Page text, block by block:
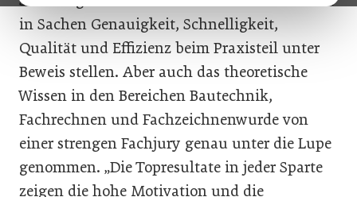
in Sachen Genauigkeit, Schnelligkeit,
Qualität und Effizienz beim Praxisteil unter
Beweis stellen. Aber auch das theoretische
Wissen in den Bereichen Bautechnik,
Fachrechnen und Fachzeichnenwurde von
einer strengen Fachjury genau unter die Lupe
genommen. „Die Topresultate in jeder Sparte
zeigen die hohe Motivation und die